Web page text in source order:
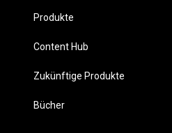
Produkte
Content Hub
Zukünftige Produkte
Bücher